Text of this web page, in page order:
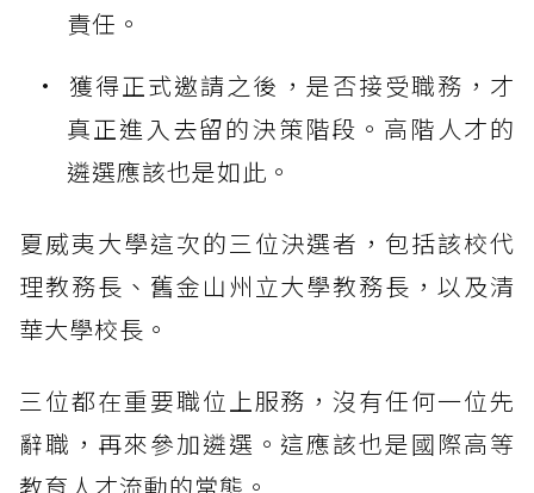
責任。
獲得正式邀請之後，是否接受職務，才
真正進入去留的決策階段。高階人才的
遴選應該也是如此。
夏威夷大學這次的三位決選者，包括該校代
理教務長、舊金山州立大學教務長，以及清
華大學校長。
三位都在重要職位上服務，沒有任何一位先
辭職，再來參加遴選。這應該也是國際高等